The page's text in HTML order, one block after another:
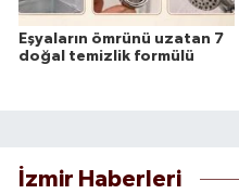
Eşyaların ömrünü uzatan 7
doğal temizlik formülü
İzmir Haberleri